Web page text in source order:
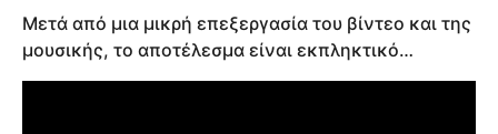
Μετά από μια μικρή επεξεργασία του βίντεο και της
μουσικής, το αποτέλεσμα είναι εκπληκτικό…